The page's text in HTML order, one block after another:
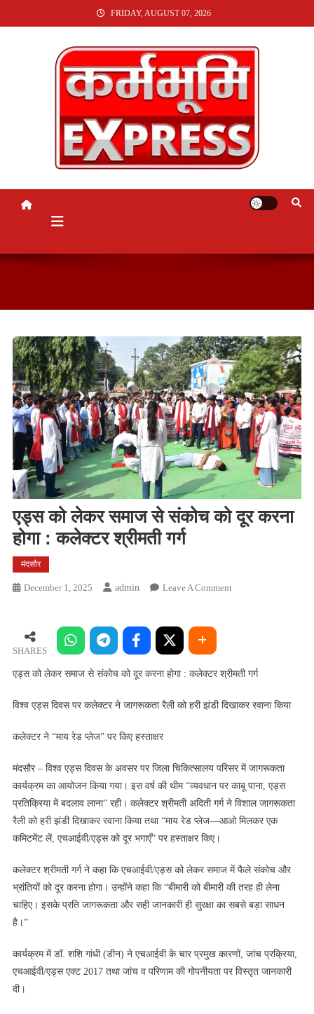
TO
FRIDAY, AUGUST 07, 2026
KARMABHUMI EXPRESS
एड्स को लेकर समाज से संकोच को दूर करना
होगा : कलेक्टर श्रीमती गर्ग
मंदसौर
December 1, 2025 Admin Leave A CommentOn
से
:
श्रीमती
SHARES
एड्स को लेकर समाज से संकोच को दूर करना होगा : कलेक्टर श्रीमती गर्ग
विश्व एड्स दिवस पर कलेक्टर ने जागरूकता रैली को हरी झंडी दिखाकर रवाना किया
कलेक्टर ने “माय रेड प्लेज” पर किए हस्ताक्षर
मंदसौर – विश्व एड्स दिवस के अवसर पर जिला चिकित्सालय परिसर में जागरूकता
कार्यक्रम का आयोजन किया गया। इस वर्ष की थीम “व्यवधान पर काबू पाना, एड्स
प्रतिक्रिया में बदलाव लाना” रही। कलेक्टर श्रीमती अदिती गर्ग ने विशाल जागरूकता
रैली को हरी झंडी दिखाकर रवाना किया तथा “माय रेड प्लेज—आओ मिलकर एक
कमिटमेंट लें, एचआईवी/एड्स को दूर भगाएँ” पर हस्ताक्षर किए।
कलेक्टर श्रीमती गर्ग ने कहा कि एचआईवी/एड्स को लेकर समाज में फैले संकोच और
भ्रांतियों को दूर करना होगा। उन्होंने कहा कि “बीमारी को बीमारी की तरह ही लेना
चाहिए। इसके प्रति जागरूकता और सही जानकारी ही सुरक्षा का सबसे बड़ा साधन
है।”
कार्यक्रम में डॉ. शशि गांधी (डीन) ने एचआईवी के चार प्रमुख कारणों, जांच प्रक्रिया,
एचआईवी/एड्स एक्ट 2017 तथा जांच व परिणाम की गोपनीयता पर विस्तृत जानकारी
दी।